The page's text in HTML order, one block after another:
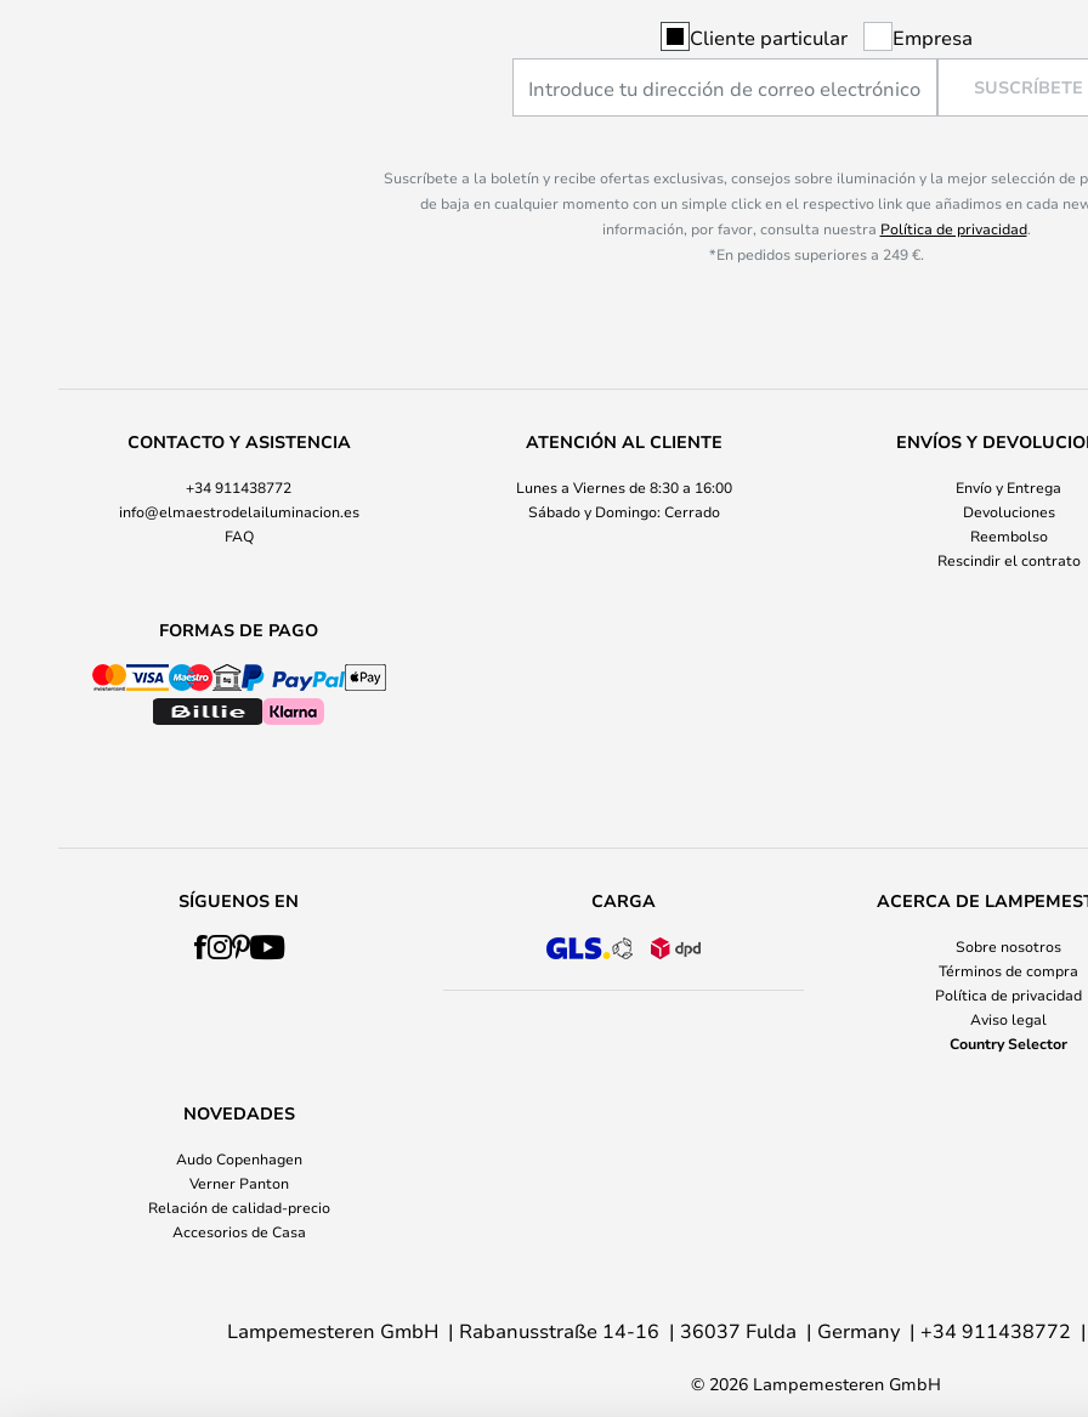
Cliente particular Empresa
SUSCRÍBETE
Suscríbete a la boletín y recibe ofertas exclusivas, consejos sobre iluminación y la mejor selección de
de baja en cualquier momento con un simple click en el respectivo link que añadimos en cada
información, por favor, consulta nuestra Política de privacidad.
*En pedidos superiores a 249 €.
CONTACTO Y ASISTENCIA
+34 911438772
info@elmaestrodelailuminacion.es
FAQ
ATENCIÓN AL CLIENTE
Lunes a Viernes de 8:30 a 16:00
Sábado y Domingo: Cerrado
ENVÍOS Y
Envío y Entrega
Devoluciones
Reembolso
Rescindir el contrato
FORMAS DE PAGO
SÍGUENOS EN CARGA ACERCA DE
Sobre nosotros
Términos de compra
Política de privacidad
Aviso legal
Country Selector
NOVEDADES
Audo Copenhagen
Verner Panton
Relación de calidad-precio
Accesorios de Casa
Lampemesteren GmbH Rabanusstraße 14-16 36037 Fulda Germany +34 911438772
© 2026 Lampemesteren GmbH